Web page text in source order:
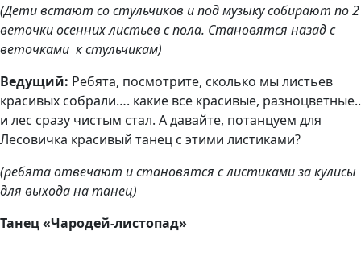
(Дети встают со стульчиков и под музыку собирают по 2
веточки осенних листьев с пола. Становятся назад с
веточками к стульчикам)
Ведущий: Ребята, посмотрите, сколько мы листьев
красивых собрали…. какие все красивые, разноцветные..
и лес сразу чистым стал. А давайте, потанцуем для
Лесовичка красивый танец с этими листиками?
(ребята отвечают и становятся с листиками за кулисы
для выхода на танец)
Танец «Чародей-листопад»